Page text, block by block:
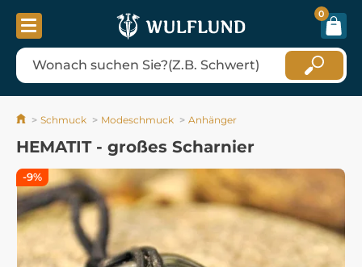
0
Schmuck Modeschmuck Anhänger
HEMATIT - großes Scharnier
-9%